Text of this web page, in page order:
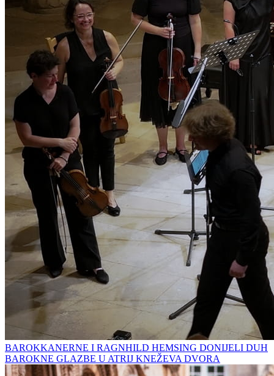
BAROKKANERNE I RAGNHILD HEMSING DONIJELI DUH
BAROKNE GLAZBE U ATRIJ KNEŽEVA DVORA